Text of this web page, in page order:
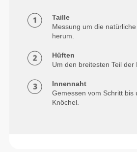
Taille
Messung um die
herum.
Hüften
Um den breitesten Teil der
Innennaht
Gemessen vom Schritt bis
Knöchel.